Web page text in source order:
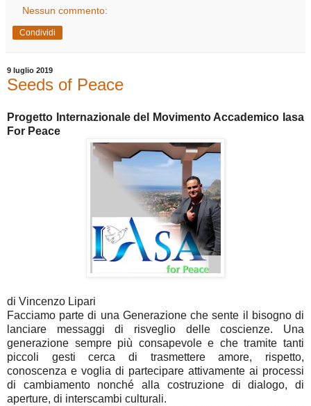
Nessun commento:
Condividi
9 luglio 2019
Seeds of Peace
Progetto Internazionale del Movimento Accademico Iasa
For Peace
di Vincenzo Lipari
Facciamo parte di una Generazione che sente il bisogno di
lanciare messaggi di risveglio delle coscienze. Una
generazione sempre più consapevole e che tramite tanti
piccoli gesti cerca di trasmettere amore, rispetto,
conoscenza e voglia di partecipare attivamente ai processi
di cambiamento nonché alla costruzione di dialogo, di
aperture, di interscambi culturali.